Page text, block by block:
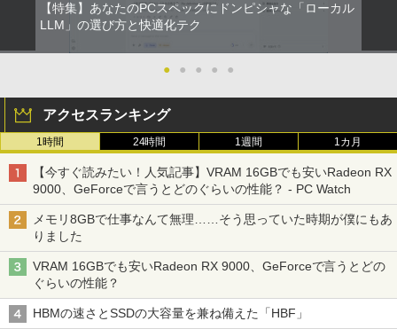
ザ・ファブル 全巻セット(1-22巻セット)
￥19,118
3 現代ギリシア語辞典第3版 [ 川原拓雄 ]
￥19,800
4
実写映画『ブルーロック』公式PHOTO
￥2,200
【特集】あなたのPCスペックにドンピシャな「ローカル
LLM」の選び方と快適化テク
● ● ● ● ●
アクセスランキング
1時間 24時間 1週間 1カ月
【今すぐ読みたい！人気記事】VRAM 16GBでも安いRadeon RX
9000、GeForceで言うとどのぐらいの性能？ - PC Watch
メモリ8GBで仕事なんて無理……そう思っていた時期が僕にもあ
りました
VRAM 16GBでも安いRadeon RX 9000、GeForceで言うとどの
ぐらいの性能？
HBMの速さとSSDの大容量を兼ね備えた「HBF」